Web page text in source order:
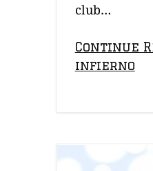
club…
Continue
infierno